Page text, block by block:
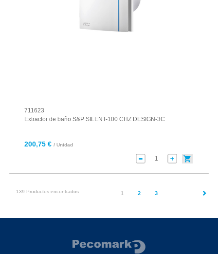
711623
Extractor de baño S&P SILENT-100 CHZ DESIGN-3C
200,75 € / Unidad
139 Productos encontrados 1 (current)
2 3